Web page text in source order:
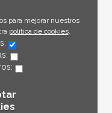
para mejorar nuestros
política de cookies.